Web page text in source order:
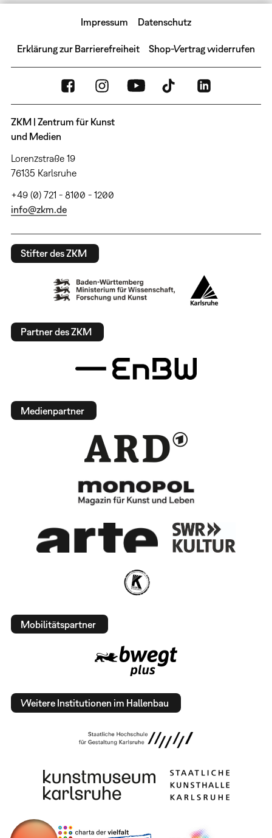
Impressum Datenschutz
Erklärung zur Barrierefreiheit Shop-Vertrag widerrufen
ZKM | Zentrum für Kunst
und Medien
Lorenzstraße 19
76135 Karlsruhe
+49 (0) 721 - 8100 - 1200
info@zkm.de
Stifter des ZKM
Partner des ZKM
Medienpartner
Mobilitätspartner
Weitere Institutionen im Hallenbau